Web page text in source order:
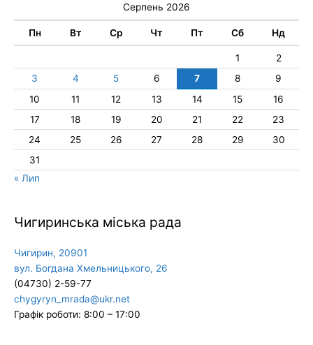
Серпень 2026
Пн Вт Ср Чт Пт Сб Нд
1
2
3
4 5 6 7 8
9
10
11 12 13 14 15
16
17
18 19 20 21 22
23
24
25 26 27 28 29
30
31
« Лип
Чигиринська міська рада
Чигирин, 20901
вул. Богдана Хмельницького, 26
(04730) 2-59-77
chygyryn_mrada@ukr.net
Графік роботи: 8:00 – 17:00